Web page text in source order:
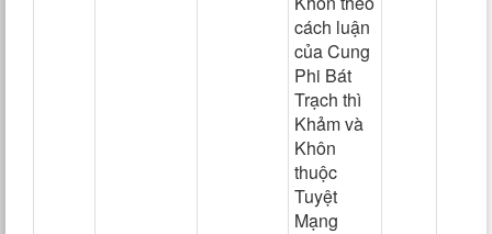
cách luận
của Cung
Phi Bát
Trạch thì
Khảm và
Khôn
thuộc
Tuyệt
Mạng